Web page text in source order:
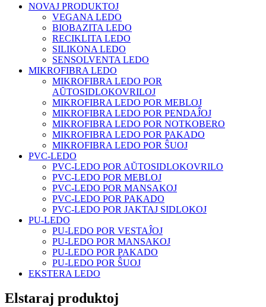
NOVAJ PRODUKTOJ
VEGANA LEDO
BIOBAZITA LEDO
RECIKLITA LEDO
SILIKONA LEDO
SENSOLVENTA LEDO
MIKROFIBRA LEDO
MIKROFIBRA LEDO POR
AŬTOSIDLOKOVRILOJ
MIKROFIBRA LEDO POR MEBLOJ
MIKROFIBRA LEDO POR PENDAĴOJ
MIKROFIBRA LEDO POR NOTKOBERO
MIKROFIBRA LEDO POR PAKADO
MIKROFIBRA LEDO POR ŜUOJ
PVC-LEDO
PVC-LEDO POR AŬTOSIDLOKOVRILO
PVC-LEDO POR MEBLOJ
PVC-LEDO POR MANSAKOJ
PVC-LEDO POR PAKADO
PVC-LEDO POR JAKTAJ SIDLOKOJ
PU-LEDO
PU-LEDO POR VESTAĴOJ
PU-LEDO POR MANSAKOJ
PU-LEDO POR PAKADO
PU-LEDO POR ŜUOJ
EKSTERA LEDO
Elstaraj produktoj